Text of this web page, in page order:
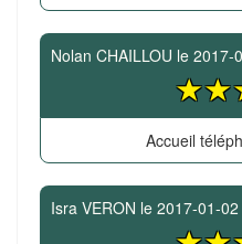
Nolan CHAILLOU le 2017-
Accueil
Isra VERON le 2017-01-02